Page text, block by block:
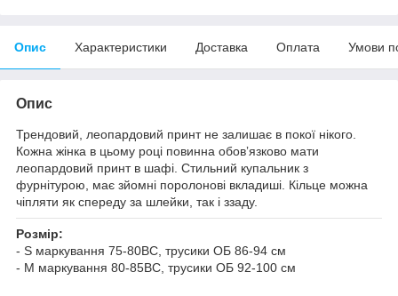
Опис Характеристики Доставка Оплата Умови
Опис
Трендовий, леопардовий принт не залишає в покої нікого.
Кожна жінка в цьому році повинна обовʼязково мати
леопардовий принт в шафі. Стильний купальник з
фурнітурою, має зйомні поролонові вкладиші. Кільце можна
чіпляти як спереду за шлейки, так і ззаду.
Розмір:
- S маркування 75-80ВС, трусики ОБ 86-94 см
- M маркування 80-85ВС, трусики ОБ 92-100 см